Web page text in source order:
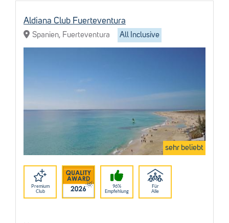
Aldiana Club Fuerteventura
Spanien, Fuerteventura All Inclusive
sehr beliebt
Premium
Club
96%
Empfehlung
Für
Alle